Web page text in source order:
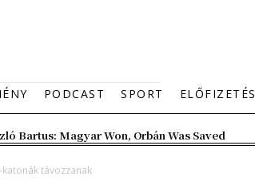
PODCAST SPORT ELŐFIZETÉS
Bartus: Magyar Won, Orbán Was Saved
távozzanak